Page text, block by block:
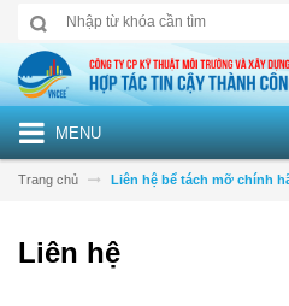
MENU
Trang chủ Liên hệ bể tách mỡ chính
Liên hệ